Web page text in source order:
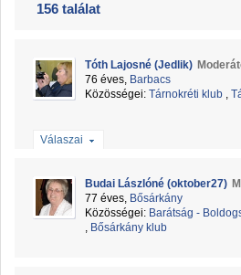
156 találat
Tóth Lajosné (Jedlik)
76 éves, Barbacs
Közösségei: Tárnokréti klub ,
Válaszai
Budai Lászlóné (oktober27)
77 éves, Bősárkány
Közösségei: Barátság -
, Bősárkány klub